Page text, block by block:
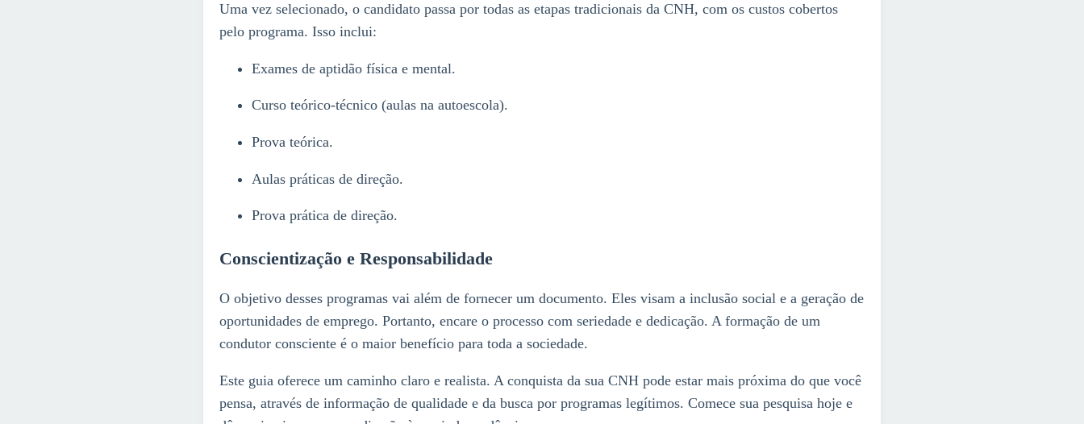
Uma vez selecionado, o candidato passa por todas as etapas tradicionais da CNH, com os custos cobertos
pelo programa. Isso inclui:
Exames de aptidão física e mental.
Curso teórico-técnico (aulas na autoescola).
Prova teórica.
Aulas práticas de direção.
Prova prática de direção.
Conscientização e Responsabilidade
O objetivo desses programas vai além de fornecer um documento. Eles visam a inclusão social e a geração de
oportunidades de emprego. Portanto, encare o processo com seriedade e dedicação. A formação de um
condutor consciente é o maior benefício para toda a sociedade.
Este guia oferece um caminho claro e realista. A conquista da sua CNH pode estar mais próxima do que você
pensa, através de informação de qualidade e da busca por programas legítimos. Comece sua pesquisa hoje e